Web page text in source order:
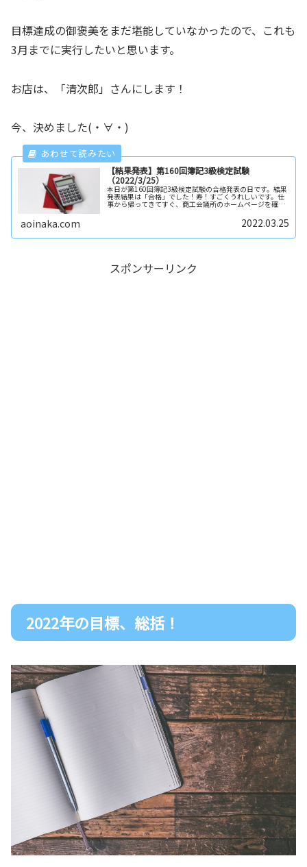
目標達成の御褒美をまだ堪能していなかったので、これも
3月までに実行したいと思います。
お店は、「清次郎」さんにします！
今、決めました(・∀・)
【結果発表】第160回簿記3級検定試験
（2022/3/25）
本日が第160回簿記3級検定試験の合格発表の日です。結果
発表結果は「合格」でした！寿！すごくうれしいです。仕
事から帰ってきてすぐ、商工会議所のホームページを確認
しました。自分の受験番号を確認したうえで、番号を探し
aoinaka.com 2022.03.25
スポンサーリンク
2022年の目標、総括！